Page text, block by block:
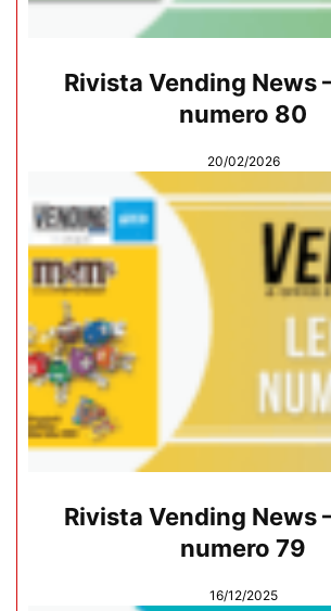
Rivista Vending News
numero 80
20/02/2026
Rivista Vending News
numero 79
16/12/2025